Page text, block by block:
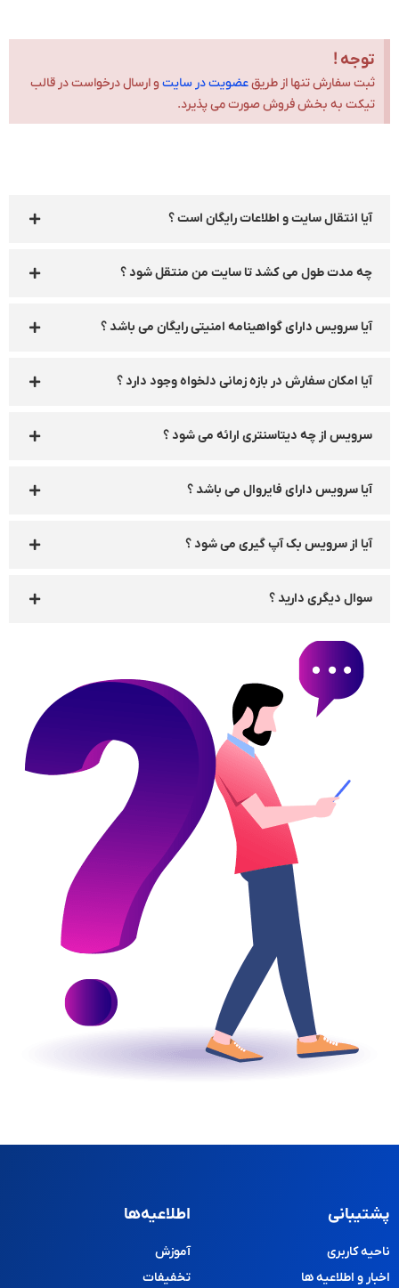
توجه !
ثبت سفارش تنها از طریقعضویت در سایتو ارسال درخواست در قالب
تیکت به بخش فروش صورت می پذیرد.
آیا انتقال سایت و اطلاعات رایگان است ؟
چه مدت طول می کشد تا سایت من منتقل شود ؟
آیا سرویس دارای گواهینامه امنیتی رایگان می باشد ؟
آیا امکان سفارش در بازه زمانی دلخواه وجود دارد ؟
سرویس از چه دیتاسنتری ارائه می شود ؟
آیا سرویس دارای فایروال می باشد ؟
آیا از سرویس بک آپ گیری می شود ؟
سوال دیگری دارید ؟
پشتیبانی
ناحیه کاربری
اخبار و اطلاعیه ها
اطلاعیه‌ها
آموزش
تخفیفات